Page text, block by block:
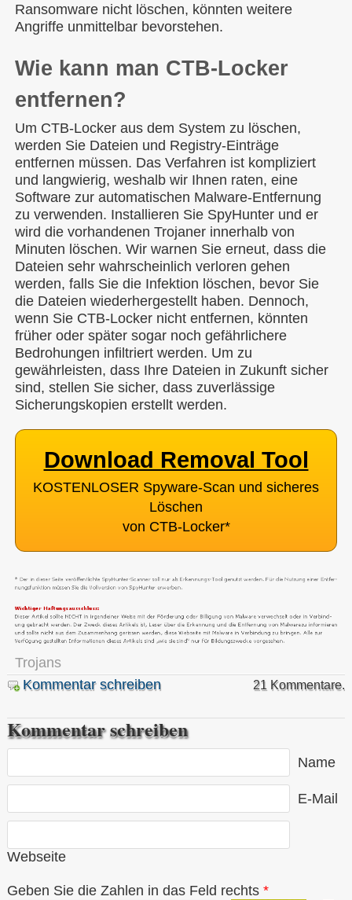
Ransomware nicht löschen, könnten weitere
Angriffe unmittelbar bevorstehen.
Wie kann man CTB-Locker
entfernen?
Um CTB-Locker aus dem System zu löschen,
werden Sie Dateien und Registry-Einträge
entfernen müssen. Das Verfahren ist kompliziert
und langwierig, weshalb wir Ihnen raten, eine
Software zur automatischen Malware-Entfernung
zu verwenden. Installieren Sie SpyHunter und er
wird die vorhandenen Trojaner innerhalb von
Minuten löschen. Wir warnen Sie erneut, dass die
Dateien sehr wahrscheinlich verloren gehen
werden, falls Sie die Infektion löschen, bevor Sie
die Dateien wiederhergestellt haben. Dennoch,
wenn Sie CTB-Locker nicht entfernen, könnten
früher oder später sogar noch gefährlichere
Bedrohungen infiltriert werden. Um zu
gewährleisten, dass Ihre Dateien in Zukunft sicher
sind, stellen Sie sicher, dass zuverlässige
Sicherungskopien erstellt werden.
Download Removal Tool
KOSTENLOSER Spyware-Scan und sicheres
Löschen
von CTB-Locker*
Trojans
Kommentar schreiben
21 Kommentare.
Kommentar schreiben
Name
E-Mail
Webseite
Geben Sie die Zahlen in das Feld rechts *